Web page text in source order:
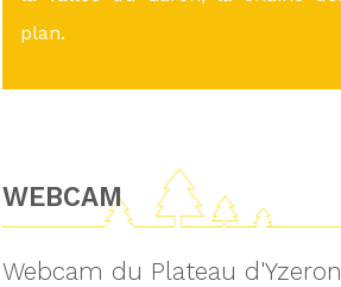
plan.
WEBCAM
Webcam du Plateau d'Yzeron